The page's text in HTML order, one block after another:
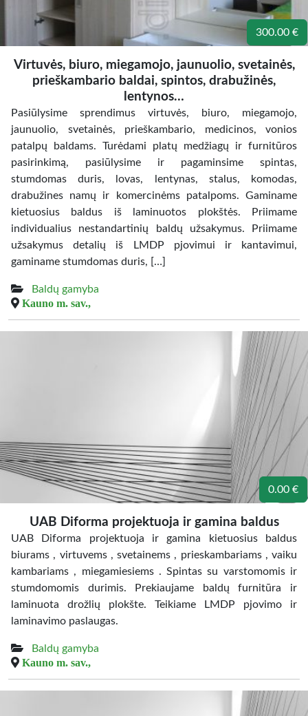
300.00 €
Virtuvės, biuro, miegamojo, jaunuolio, svetainės,
prieškambario baldai, spintos, drabužinės,
lentynos…
Pasiūlysime sprendimus virtuvės, biuro, miegamojo,
jaunuolio, svetainės, prieškambario, medicinos, vonios
patalpų baldams. Turėdami platų medžiagų ir furnitūros
pasirinkimą, pasiūlysime ir pagaminsime spintas,
stumdomas duris, lovas, lentynas, stalus, komodas,
drabužines namų ir komercinėms patalpoms. Gaminame
kietuosius baldus iš laminuotos plokštės. Priimame
individualius nestandartinių baldų užsakymus. Priimame
užsakymus detalių iš LMDP pjovimui ir kantavimui,
gaminame stumdomas duris, […]
Baldų gamyba
Kauno m. sav.,
0.00 €
UAB Diforma projektuoja ir gamina baldus
UAB Diforma projektuoja ir gamina kietuosius baldus
biurams , virtuvems , svetainems , prieskambariams , vaiku
kambariams , miegamiesiems . Spintas su varstomomis ir
stumdomomis durimis. Prekiaujame baldų furnitūra ir
laminuota drožlių plokšte. Teikiame LMDP pjovimo ir
laminavimo paslaugas.
Baldų gamyba
Kauno m. sav.,